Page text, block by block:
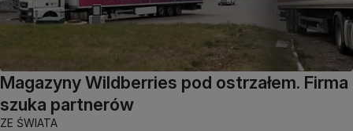
Magazyny Wildberries pod ostrzałem. Firma
szuka partnerów
ZE ŚWIATA